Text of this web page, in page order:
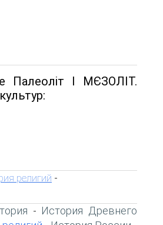
Палеоліт І МЄЗОЛІТ.
религий -
- История Древнего